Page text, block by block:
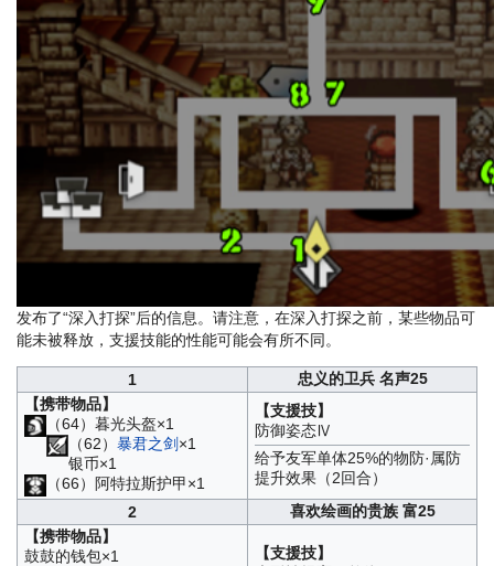
发布了“深入打探”后的信息。请注意，在深入打探之前，某些物品可
能未被释放，支援技能的性能可能会有所不同。
1
忠义的卫兵 名声25
【携带物品】
（64）暮光头盔×1
（62） 暴君之剑 ×1
银币×1
（66）阿特拉斯护甲×1
【支援技】
防御姿态Ⅳ
给予友军单体25%的物防·属防
提升效果（2回合）
2
喜欢绘画的贵族 富25
【携带物品】
鼓鼓的钱包×1
【支援技】